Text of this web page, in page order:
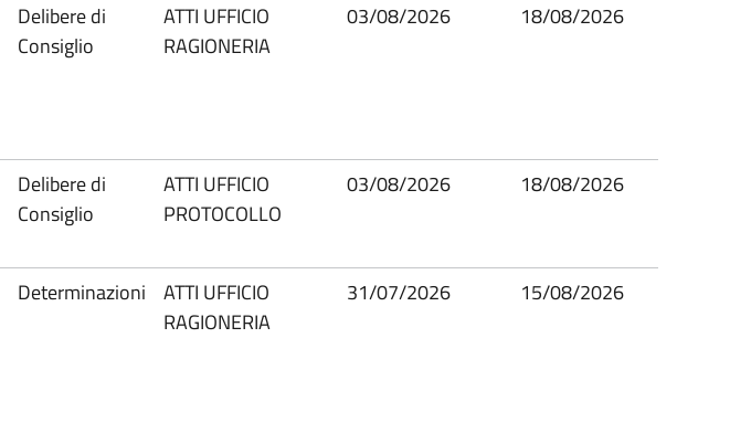
Delibere di
Consiglio
ATTI UFFICIO
RAGIONERIA
03/08/2026 18/08/2026
Delibere di
Consiglio
ATTI UFFICIO
PROTOCOLLO
03/08/2026 18/08/2026
Determinazioni
ATTI UFFICIO
RAGIONERIA
31/07/2026 15/08/2026